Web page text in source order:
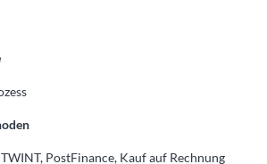
PostFinance, Kauf auf Rechnung